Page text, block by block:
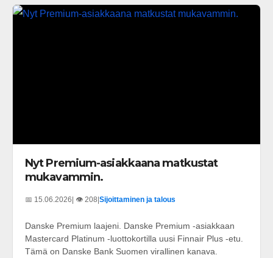
Nyt Premium-asiakkaana matkustat
mukavammin.
📅 15.06.2026| 👁️ 208|Sijoittaminen ja talous
Danske Premium laajeni. Danske Premium -asiakkaan
Mastercard Platinum -luottokortilla uusi Finnair Plus -etu.
Tämä on Danske Bank Suomen virallinen kanava.